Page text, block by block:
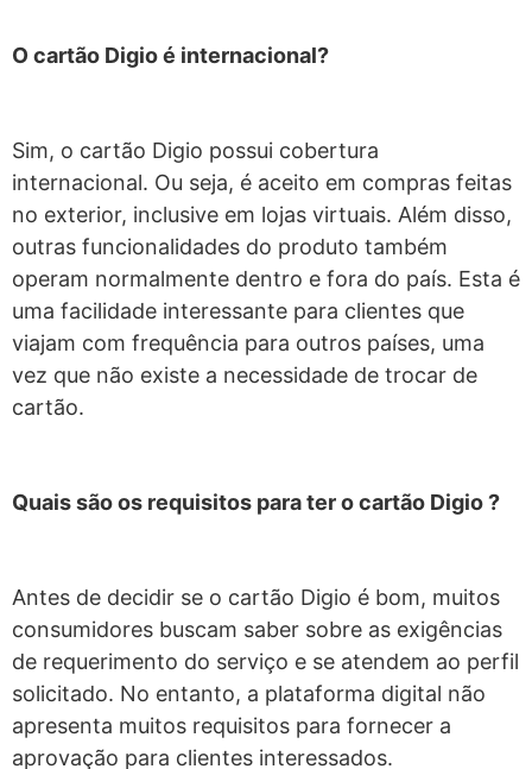
O cartão Digio é internacional?
Sim, o cartão Digio possui cobertura
internacional. Ou seja, é aceito em compras feitas
no exterior, inclusive em lojas virtuais. Além disso,
outras funcionalidades do produto também
operam normalmente dentro e fora do país. Esta é
uma facilidade interessante para clientes que
viajam com frequência para outros países, uma
vez que não existe a necessidade de trocar de
cartão.
Quais são os requisitos para ter o cartão Digio ?
Antes de decidir se o cartão Digio é bom, muitos
consumidores buscam saber sobre as exigências
de requerimento do serviço e se atendem ao perfil
solicitado. No entanto, a plataforma digital não
apresenta muitos requisitos para fornecer a
aprovação para clientes interessados.